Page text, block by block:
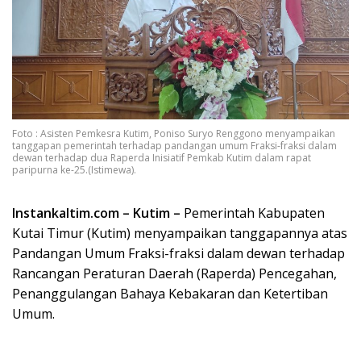
Foto : Asisten Pemkesra Kutim, Poniso Suryo Renggono menyampaikan
tanggapan pemerintah terhadap pandangan umum Fraksi-fraksi dalam
dewan terhadap dua Raperda Inisiatif Pemkab Kutim dalam rapat
paripurna ke-25.(Istimewa).
Instankaltim.com – Kutim – Pemerintah Kabupaten
Kutai Timur (Kutim) menyampaikan tanggapannya atas
Pandangan Umum Fraksi-fraksi dalam dewan terhadap
Rancangan Peraturan Daerah (Raperda) Pencegahan,
Penanggulangan Bahaya Kebakaran dan Ketertiban
Umum.